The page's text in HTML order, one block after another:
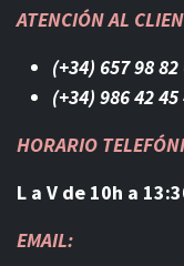
ATENCIÓN AL
(+34) 657 98 82
(+34) 986 42 45
HORARIO
L a V de 10h a
EMAIL: